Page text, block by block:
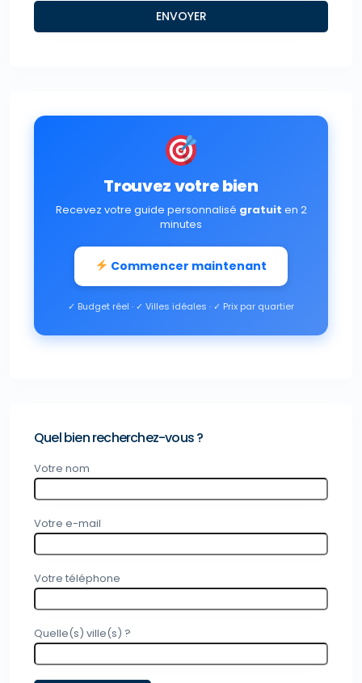
Trouvez votre bien
Recevez votre guide personnalisé gratuit en 2
minutes
Commencer maintenant
✓ Budget réel · ✓ Villes idéales · ✓ Prix par quartier
Quel bien recherchez-vous ?
Votre nom
Votre e-mail
Votre téléphone
Quelle(s) ville(s) ?